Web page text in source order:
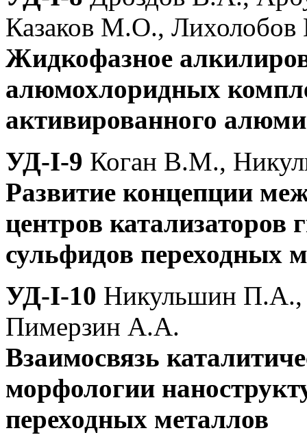
Казаков М.О.,
Жидкофазное
алюмохлоридных
активированного
УД-I-9 Коган В.М.,
Развитие концепции
центров катализаторов
сульфидов переходных
УД-I-10 Никульшин
Пимерзин А.А.
Взаимосвязь
морфологии
переходных металлов